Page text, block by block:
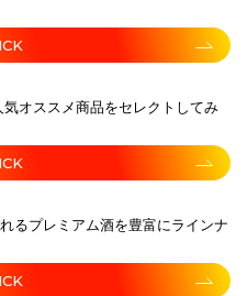
オススメ商品をセレクトしてみ
るプレミアム酒を豊富にラインナ